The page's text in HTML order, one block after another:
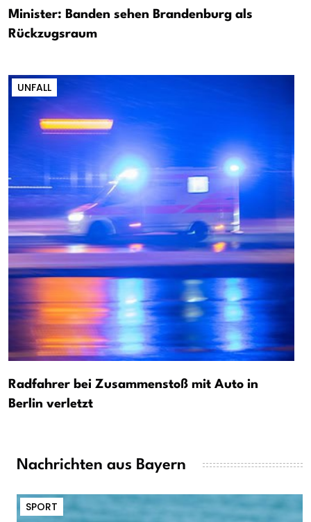
Minister: Banden sehen Brandenburg als
Rückzugsraum
UNFALL
Radfahrer bei Zusammenstoß mit Auto in
Berlin verletzt
Nachrichten aus Bayern
SPORT